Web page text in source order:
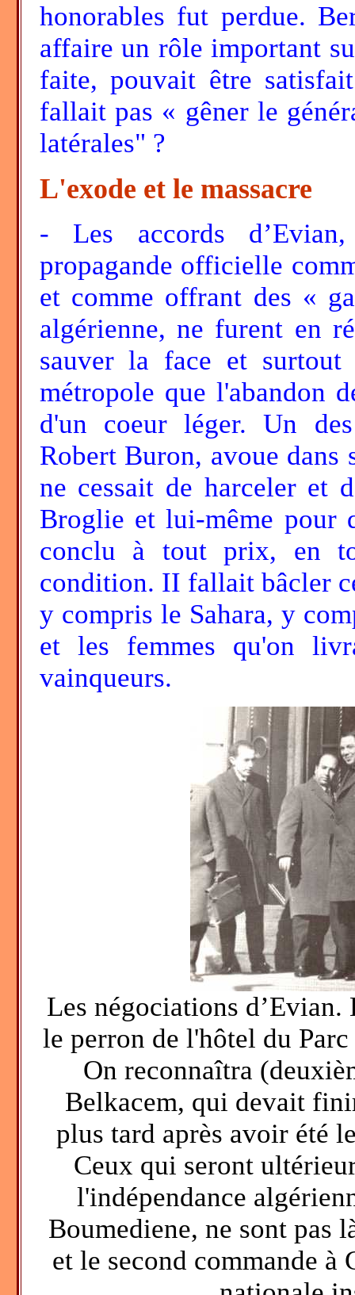
honorables fut perdue.
affaire un rôle important
faite, pouvait être
fallait pas « gêner le
latérales" ?
L'exode et le massacre
- Les accords
propagande officielle
et comme offrant des «
algérienne, ne furent en
sauver la face et
métropole que l'abandon
d'un coeur léger. Un
Robert Buron, avoue dans
ne cessait de harceler et
Broglie et lui-même pour
conclu à tout prix, en
condition. II fallait bâcler
y compris le Sahara, y
et les femmes qu'on
vainqueurs.
Les négociations d’Evian.
le perron de l'hôtel du
On reconnaîtra
Belkacem, qui devait
plus tard après avoir été
Ceux qui seront
l'indépendance
Boumediene, ne sont pas
et le second commande